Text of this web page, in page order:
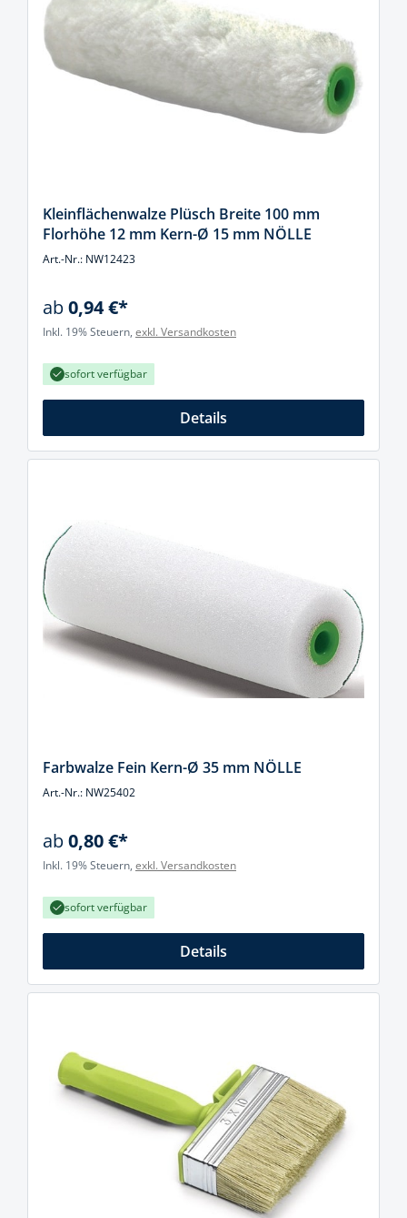
Kleinflächenwalze Plüsch Breite 100 mm
Florhöhe 12 mm Kern-Ø 15 mm NÖLLE
Art.-Nr.: NW12423
ab0,94 €*
Inkl. 19% Steuern, exkl. Versandkosten
sofort verfügbar
Details
Farbwalze Fein Kern-Ø 35 mm NÖLLE
Art.-Nr.: NW25402
ab0,80 €*
Inkl. 19% Steuern, exkl. Versandkosten
sofort verfügbar
Details